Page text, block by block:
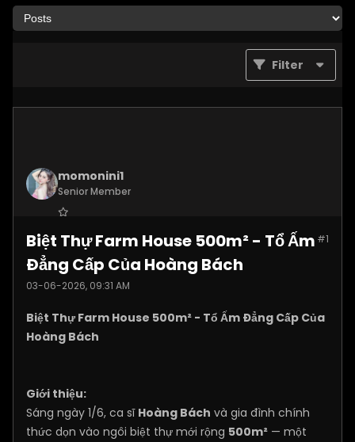
Filter
momonini1
Senior Member
Posts:5399 #1
Biệt Thự Farm House 500m² - Tổ Ấm
Đẳng Cấp Của Hoàng Bách
03-06-2026, 09:31 AM
Biệt Thự Farm House 500m² - Tổ Ấm Đẳng Cấp Của
Hoàng Bách
Giới thiệu:
Sáng ngày 1/6, ca sĩ Hoàng Bách và gia đình chính
thức dọn vào ngôi biệt thự mới rộng 500m² — một